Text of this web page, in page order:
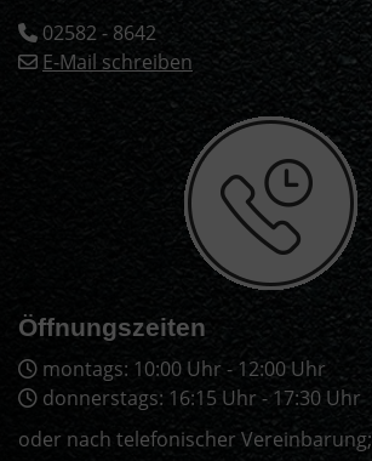
02582 - 8642
E-Mail schreiben
Öffnungszeiten
montags: 10:00 Uhr - 12:00 Uhr
donnerstags: 16:15 Uhr - 17:30 Uhr
oder nach telefonischer Vereinbarung;